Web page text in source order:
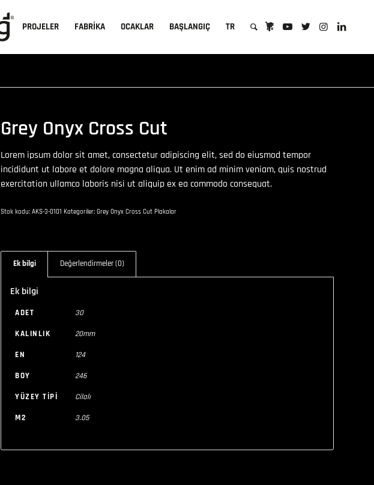
PROJELER FABRİKA OCAKLAR BAŞLANGIÇ TR
Grey Onyx Cross Cut
Lorem ipsum dolor sit amet, consectetur adipiscing elit, sed do eiusmod tempor
incididunt ut labore et dolore magna aliqua. Ut enim ad minim veniam, quis nostrud
exercitation ullamco laboris nisi ut aliquip ex ea commodo consequat.
Stok kodu: AKS-3-0101 Kategoriler: Grey Onyx Cross Cut Plakalar
Ek bilgi Değerlendirmeler (0)
Ek bilgi
ADET 30
KALINLIK 20mm
EN 124
BOY 246
YÜZEY TIPI Cilalı
M2 3.05